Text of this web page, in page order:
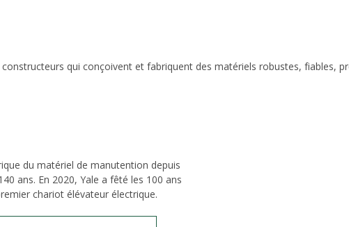
constructeurs qui conçoivent et fabriquent des matériels robustes, fiables,
du matériel de manutention depuis
ans. En 2020, Yale a fêté les 100 ans
chariot élévateur électrique.